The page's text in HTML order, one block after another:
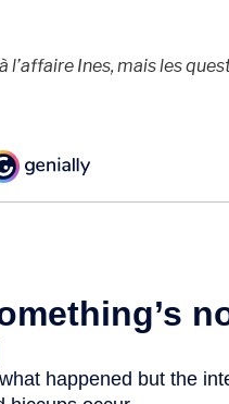
l’affaire Ines, mais les